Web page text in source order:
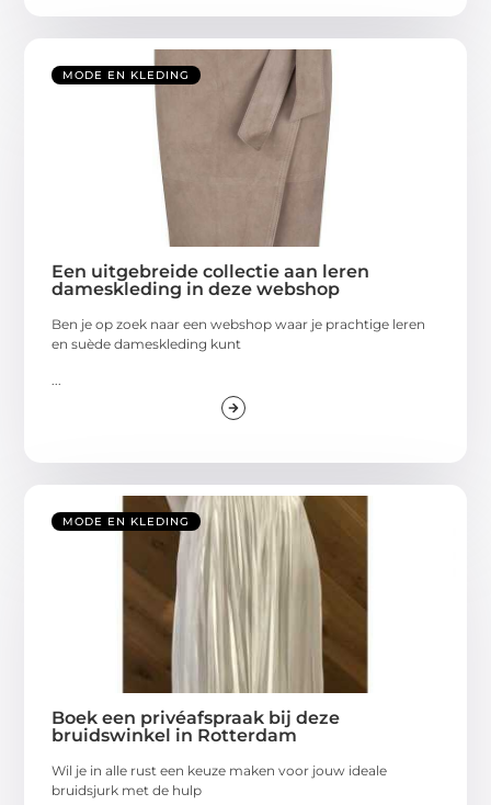
MODE EN KLEDING
Een uitgebreide collectie aan leren
dameskleding in deze webshop
Ben je op zoek naar een webshop waar je prachtige leren
en suède dameskleding kunt
MODE EN KLEDING
Boek een privéafspraak bij deze
bruidswinkel in Rotterdam
Wil je in alle rust een keuze maken voor jouw ideale
bruidsjurk met de hulp